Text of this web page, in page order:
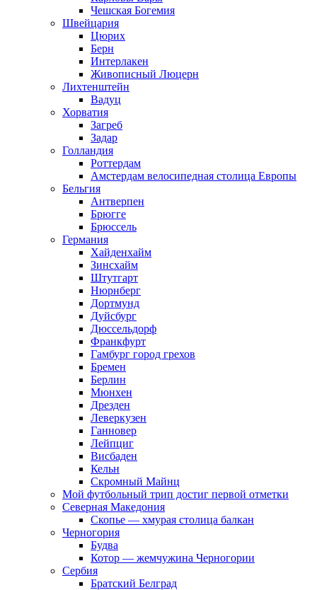
Чешская Богемия
Швейцария
Цюрих
Берн
Интерлакен
Живописный Люцерн
Лихтенштейн
Вадуц
Хорватия
Загреб
Задар
Голландия
Роттердам
Амстердам велосипедная столица Европы
Бельгия
Антверпен
Брюгге
Брюссель
Германия
Хайденхайм
Зинсхайм
Штутгарт
Нюрнберг
Дортмунд
Дуйсбург
Дюссельдорф
Франкфурт
Гамбург город грехов
Бремен
Берлин
Мюнхен
Дрезден
Леверкузен
Ганновер
Лейпциг
Висбаден
Кельн
Скромный Майнц
Мой футбольный трип достиг первой отметки
Северная Македония
Скопье — хмурая столица балкан
Черногория
Будва
Котор — жемчужина Черногории
Сербия
Братский Белград